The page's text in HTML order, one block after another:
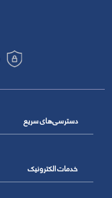
دسترسی‌های سریع
خدمات الکترونیک